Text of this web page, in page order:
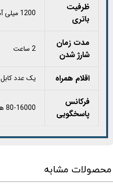
ظرفیت
باتری
1200 میلی آمپر ساعت
مدت زمان
شارژ شدن
2 ساعت
اقلام همراه یک عدد کابل Type-C
فرکانس
پاسخگویی
80-16000 هرتز
محصولات مشابه